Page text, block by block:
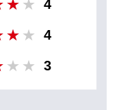
4
4
3